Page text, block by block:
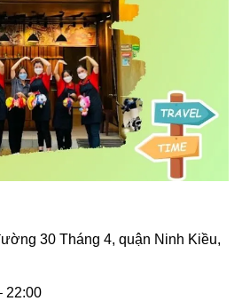
30 Tháng 4, quận Ninh Kiều,
22:00